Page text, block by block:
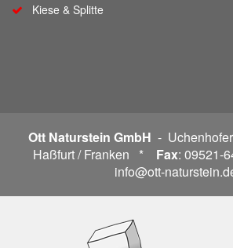
Kiese & Splitte
Ott Naturstein GmbH -
Haßfurt / Franken * Fax: 09521-
info@ott-